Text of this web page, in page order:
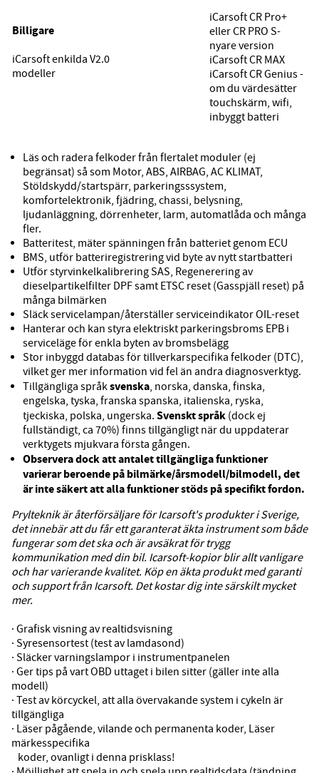
Billigare
iCarsoft enkilda V2.0
modeller
iCarsoft CR Pro+
ellerCR PRO S-
nyare version
iCarsoft CR MAX
iCarsoft CR Genius-
om du värdesätter
touchskärm, wifi,
inbyggt batteri
Läs och radera felkoder från flertalet moduler (ej
begränsat) så som Motor, ABS, AIRBAG, AC KLIMAT,
Stöldskydd/startspärr, parkeringsssystem,
komfortelektronik, fjädring, chassi, belysning,
ljudanläggning, dörrenheter, larm, automatlåda och många
fler.
Batteritest, mäter spänningen från batteriet genom ECU
BMS, utför batteriregistrering vid byte av nytt startbatteri
Utför styrvinkelkalibrering SAS, Regenerering av
dieselpartikelfilter DPF samt ETSC reset (Gasspjäll reset) på
många bilmärken
Släck servicelampan/återställer serviceindikator OIL-reset
Hanterar och kan styra elektriskt parkeringsbroms EPB i
serviceläge för enkla byten av bromsbelägg
Stor inbyggd databas för tillverkarspecifika felkoder (DTC),
vilket ger mer information vid fel än andra diagnosverktyg.
Tillgängliga språksvenska, norska, danska, finska,
engelska, tyska, franska spanska, italienska, ryska,
tjeckiska, polska, ungerska. Svenskt språk (dock ej
fullständigt, ca 70%) finns tillgängligt när du uppdaterar
verktygets mjukvara första gången.
Observera dock att antalet tillgängliga funktioner
varierar beroende på bilmärke/årsmodell/bilmodell, det
är inte säkert att alla funktioner stöds på specifikt fordon.
Prylteknik är återförsäljare för Icarsoft's produkter i Sverige,
det innebär att du får ett garanterat äkta instrument sombåde
fungerar som det ska och är avsäkrat för trygg
kommunikation med din bil. Icarsoft-kopior blir allt vanligare
och har varierande kvalitet. Köp en äkta produkt med garanti
och support från Icarsoft. Det kostar dig inte särskilt mycket
mer.
· Grafisk visning av realtidsvisning
· Syresensortest (test av lamdasond)
· Släcker varningslampor i instrumentpanelen
· Ger tips på vart OBD uttaget i bilen sitter (gäller inte alla
modell)
· Test av körcyckel, att alla övervakande system i cykeln är
tillgängliga
· Läser pågående, vilande och permanenta koder, Läser
märkesspecifika
koder, ovanligt i denna prisklass!